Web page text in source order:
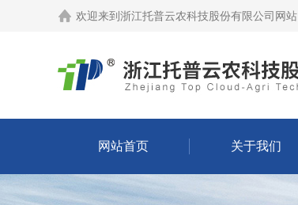
欢迎来到 浙江托普云农科技股份有限公司网站
网站首页 关于我们